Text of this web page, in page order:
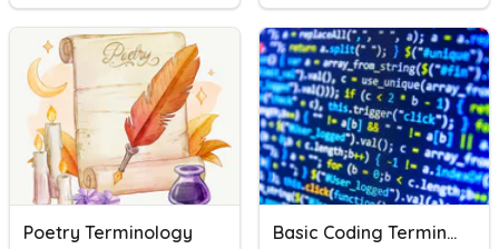
Poetry Terminology Basic Coding Terminology